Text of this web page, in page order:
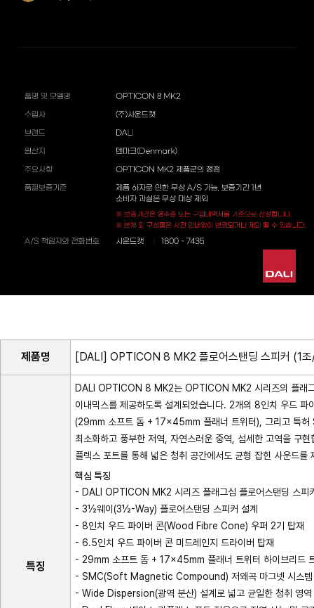
제품명 [DALI] OPTICON 8 MK2 플로어스탠딩 스피커 (1
특징
DALI OPTICON 8 MK2는 OPTICON MK2 시리즈의 플래그
이내믹스를 제공하도록 설계되었습니다. 2개의 8인치 우드
(29mm 소프트 돔 + 17×45mm 플래너 트위터), 그리고 특
최소화하고 풍부한 저역, 자연스러운 중역, 섬세한 고역을
플렉스 포트를 통해 넓은 청취 공간에서도 균형 잡힌 사운드
핵심 특징
- DALI OPTICON MK2 시리즈 플래그십 플로어스탠딩 스피
- 3½웨이(3½-Way) 플로어스탠딩 스피커 설계
- 8인치 우드 파이버 콘(Wood Fibre Cone) 우퍼 2기 탑재
- 6.5인치 우드 파이버 콘 미드레인지 드라이버 탑재
- 29mm 소프트 돔 + 17×45mm 플래너 트위터 하이브리드
- SMC(Soft Magnetic Compound) 저왜곡 마그넷 시스템
- Wide Dispersion(광역 분산) 설계로 넓고 균일한 청취 영역